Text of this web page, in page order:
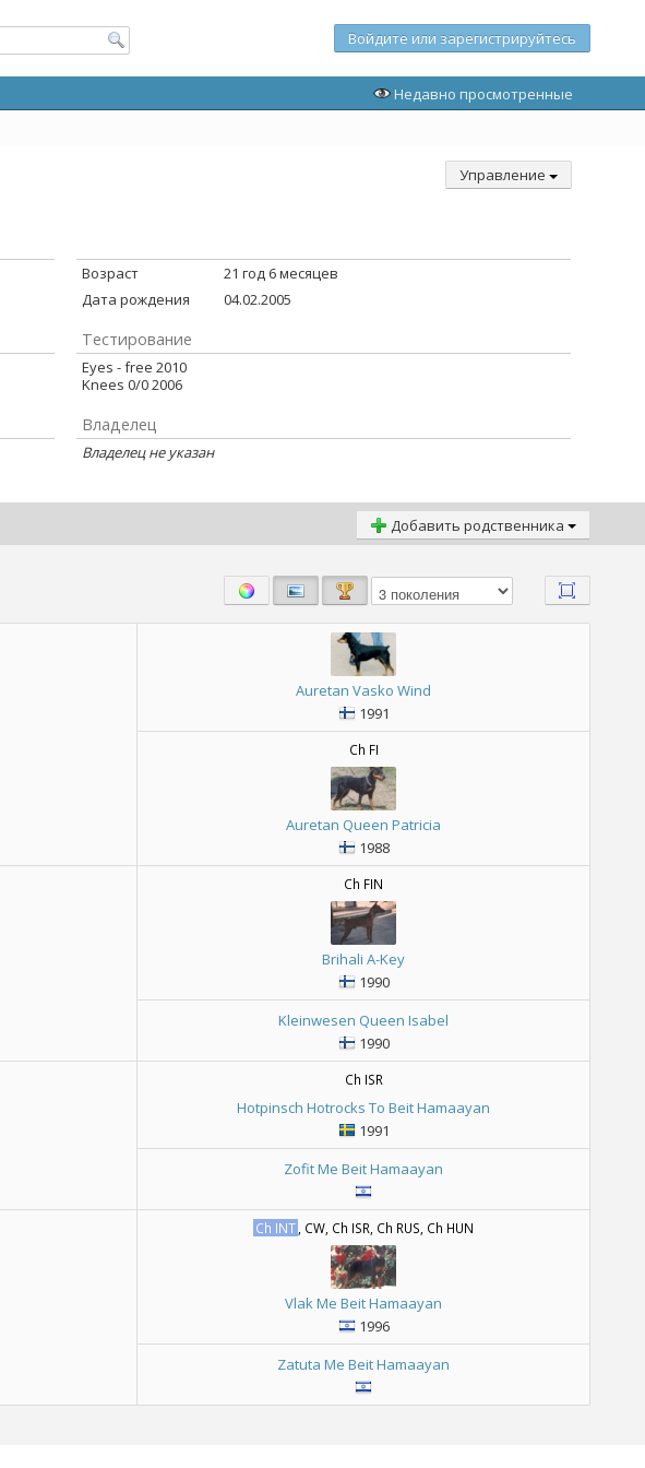
Войдите или зарегистрируйтесь
Недавно просмотренные
Управление
Возраст
21 год 6 месяцев
Дата рождения
04.02.2005
Тестирование
Eyes - free 2010
Knees 0/0 2006
Владелец
Владелец не указан
Добавить родственника
Auretan Vasko Wind
1991
Ch FI
Auretan Queen Patricia
1988
Ch FIN
Brihali A-Key
1990
Kleinwesen Queen Isabel
1990
Ch ISR
Hotpinsch Hotrocks To Beit Hamaayan
1991
Zofit Me Beit Hamaayan
Ch INT , CW, Ch ISR, Ch RUS, Ch HUN
Vlak Me Beit Hamaayan
1996
Zatuta Me Beit Hamaayan